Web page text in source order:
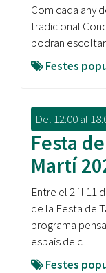
Com cada any
tradicional
podran
Festes
Del 12:00al
Festa
Martí
Entre el 2 i l'11
de la Festa de
programa
espais de c
Festes